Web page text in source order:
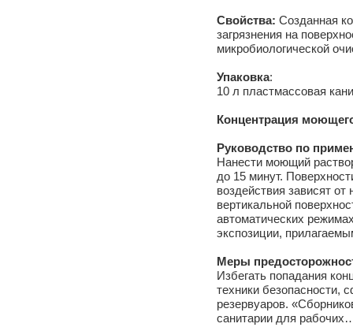
Свойства: Созданная
загрязнения на
микробиологической
Упаковка:
10 л пластмассовая
Концентрация
Руководство по
Нанести моющий
до 15 минут.
воздействия зависят
вертикальной
автоматических
экспозиции,
Меры
Избегать попадания
техники безопасности,
резервуаров.
санитарии для